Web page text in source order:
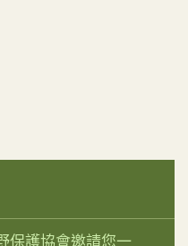
保護協會邀請您一